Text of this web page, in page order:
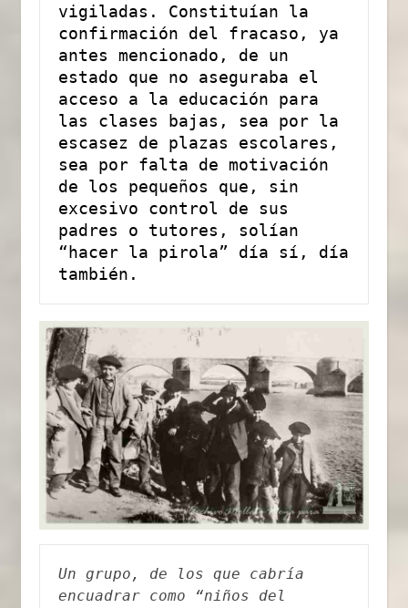
vigiladas. Constituían la
confirmación del fracaso, ya
antes mencionado, de un
estado que no aseguraba el
acceso a la educación para
las clases bajas, sea por la
escasez de plazas escolares,
sea por falta de motivación
de los pequeños que, sin
excesivo control de sus
padres o tutores, solían
“hacer la pirola” día sí, día
también.
Un grupo, de los que cabría
encuadrar como “niños del